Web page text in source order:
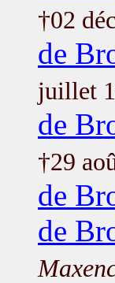
†02
de
juillet
de
†29
de
de